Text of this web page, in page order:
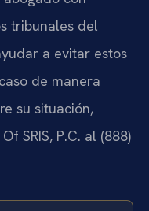
tribunales del
a evitar estos
de manera
su situación,
SRIS, P.C. al (888)